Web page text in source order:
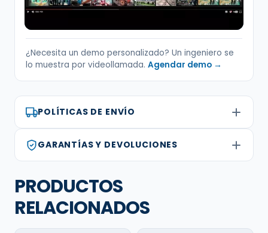
¿Necesita un demo personalizado? Un ingeniero se
lo muestra por videollamada. Agendar demo →
POLÍTICAS DE ENVÍO
GARANTÍAS Y DEVOLUCIONES
PRODUCTOS
RELACIONADOS